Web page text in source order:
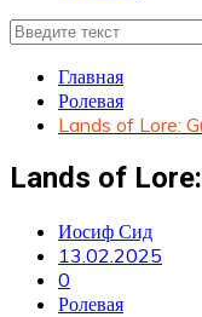
Главная
Ролевая
Lands of Lore:
Lands of
Иосиф Сид
13.02.2025
0
Ролевая